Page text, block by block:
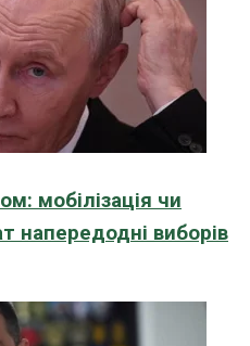
мобілізація чи
напередодні виборів